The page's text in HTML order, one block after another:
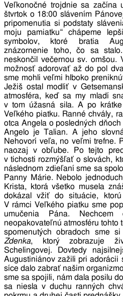
Veľkonočné trojdnie sa začína
štvrtok o 18:00 slávením
pripomenutia si podstaty
moju pamiatku“ chápeme
symbolov, ktoré bratia
znázornenie toho, čo sa
neskončil večernou sv. omšou.
možnosť adorovať až do pol
sme mohli veľmi hlboko
Ježiš ostal modliť v
atmosféra, keď sa my mladí
v tom úžasná sila. A po
Veľkého piatku. Ranné chvály,
otca Angela o posledných
Angelo je Talian. A jeho
Nehovorí veľa, no veľmi trefne.
naozaj v obľube. Po tejto
v tichosti rozmýšľať o slovách,
následnom zdieľaní sme sa
Panny Márie. Nebolo
Krista, ktorá všetko musela
dokázal vžiť do situácie,
V rámci Veľkého piatku sme
umučenia Pána. Nechcem
neopakovateľnú atmosféru tohto
spomenutých obradoch sme
Zdenka, ktorý zobrazuje
Schelingovej. Dovtedy
Augustiniánov zažili pri adorácii
síce dalo zabrať našim
sme sa spojili, nám dala posilu
sa niesla v duchu ranných